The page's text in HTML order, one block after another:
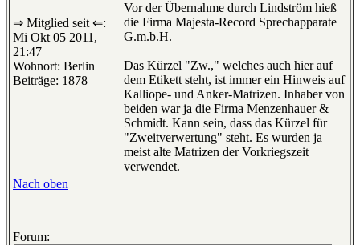
⇒ Mitglied seit ⇐:
Mi Okt 05 2011,
21:47
Wohnort: Berlin
Beiträge: 1878
Vor der Übernahme durch Lindström hieß
die Firma Majesta-Record Sprechapparate
G.m.b.H.
Das Kürzel "Zw.," welches auch hier auf
dem Etikett steht, ist immer ein Hinweis auf
Kalliope- und Anker-Matrizen. Inhaber von
beiden war ja die Firma Menzenhauer &
Schmidt. Kann sein, dass das Kürzel für
"Zweitverwertung" steht. Es wurden ja
meist alte Matrizen der Vorkriegszeit
verwendet.
Nach oben
Forum: